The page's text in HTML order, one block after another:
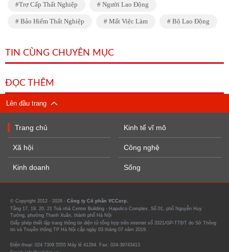
Trợ Cấp Thất Nghiệp Người Lao Động
Bảo Hiểm Thất Nghiệp Mất Việc Làm Bộ Lao Động
TIN CÙNG CHUYÊN MỤC
ĐỌC THÊM
Lên đầu trang
Trang chủ
Xã hội
Kinh doanh
Kinh tế vĩ mô
Công nghệ
Sống
© Copyright 2012 - 2026 - Công ty Cổ phần VCCorp.
Tầng 17, 19, 20, 21 Toà nhà Center Building - Hapulico Complex, Số 01, phố Nguyễn Huy
Tưởng, phường Thanh Xuân, thành phố Hà Nội
Giấy phép thiết lập trang thông tin điện tử tổng hợp trên internet số 3321/GP-TTĐT do Sở Thông
tin và Truyền thông TP Hà Nội cấp ngày 03 tháng 07 năm 2019.
Điện thoại: 024 7309 5555 Máy lẻ 41294. Fax: 024-39743413